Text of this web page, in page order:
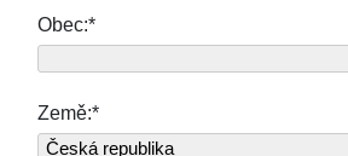
Obec:*
Země:*